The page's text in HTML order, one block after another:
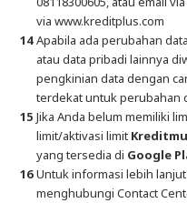
via www.kreditplus.com
Apabila ada perubahan
atau data pribadi lainnya
pengkinian data dengan
terdekat untuk perubahan
Jika Anda belum memiliki
limit/aktivasi limit Kreditmu
yang tersedia di Google
Untuk informasi lebih
menghubungi Contact